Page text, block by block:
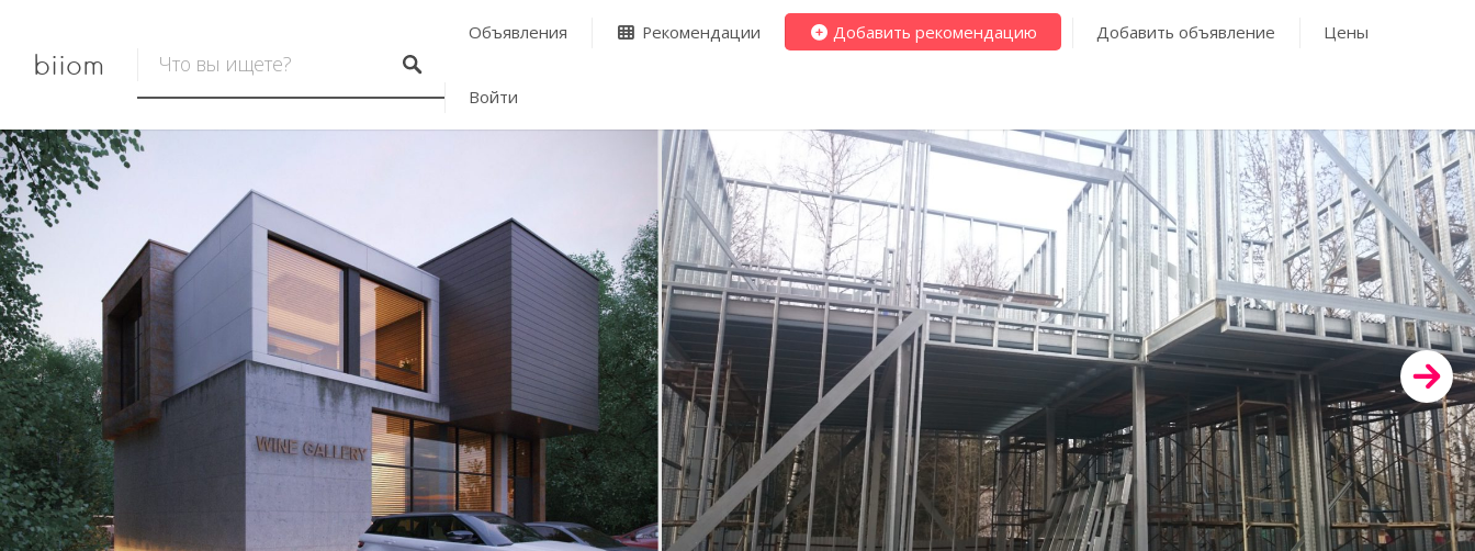
biiom
Объявления Рекомендации Добавить рекомендацию Добавить объявление Цены
Войти